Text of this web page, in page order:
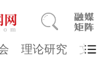
理论研究 文史